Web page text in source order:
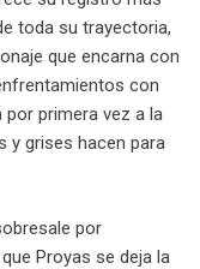
toda su trayectoria,
que encarna con
con
primera vez a la
y grises hacen para
por
Proyas se deja la